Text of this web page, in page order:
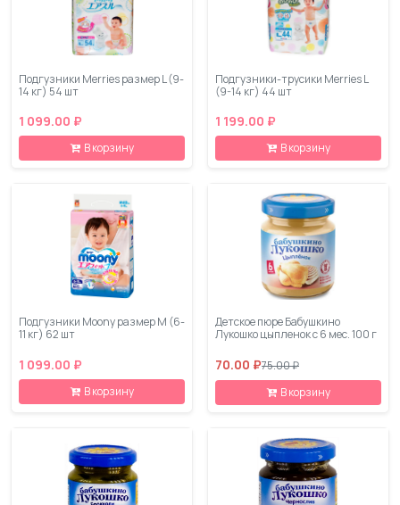
Подгузники Merries размер L (9-
14 кг) 54 шт
1 099.00 ₽
В корзину
Подгузники-трусики Merries L
(9-14 кг) 44 шт
1 199.00 ₽
В корзину
Подгузники Moony размер M (6-
11 кг) 62 шт
1 099.00 ₽
В корзину
Детское пюре Бабушкино
Лукошко цыпленок с 6 мес. 100 г
70.00 ₽75.00 ₽
В корзину